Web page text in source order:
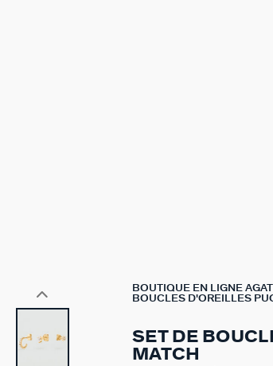
BOUTIQUE EN LIGNE
BOUCLES D'OREILLES
SET DE
MATCH